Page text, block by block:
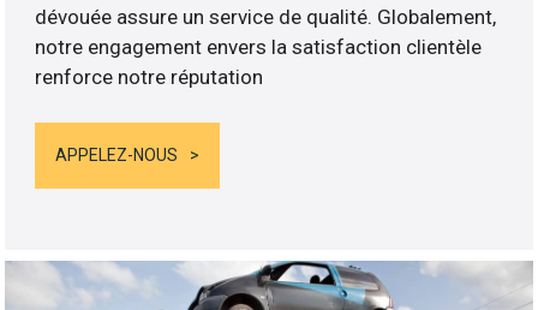
dévouée assure un service de qualité. Globalement,
notre engagement envers la satisfaction clientèle
renforce notre réputation
APPELEZ-NOUS